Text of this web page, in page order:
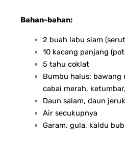
Bahan-bahan:
2 buah labu siam
10 kacang panjang
5 tahu coklat
Bumbu halus:
cabai merah,
Daun salam, daun
Air secukupnya
Garam, gula, kaldu